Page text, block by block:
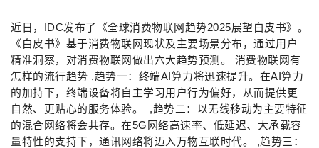
近日，IDC发布了《全球消费物联网趋势2025展望白皮书》。
《白皮书》基于消费物联网现状及主要场景分布，通过用户
精准洞察，对消费物联网做出六大趋势预测。 消费物联网有
怎样的流行趋势 ,趋势一：终端AI算力将迅速提升。在AI算力
的加持下，终端设备将自主学习用户行为偏好，从而提供更
自然、更贴心的服务体验。 ,趋势二：以无线移动为主要特征
的混合网络将会共存。在5G网络高速率、低延迟、大承载容
量特性的支持下，通讯网络将迈入万物互联时代。 ,趋势三：